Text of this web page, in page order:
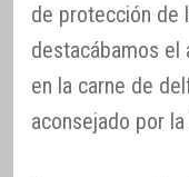
de protección de
destacábamos
en la carne de
aconsejado por la